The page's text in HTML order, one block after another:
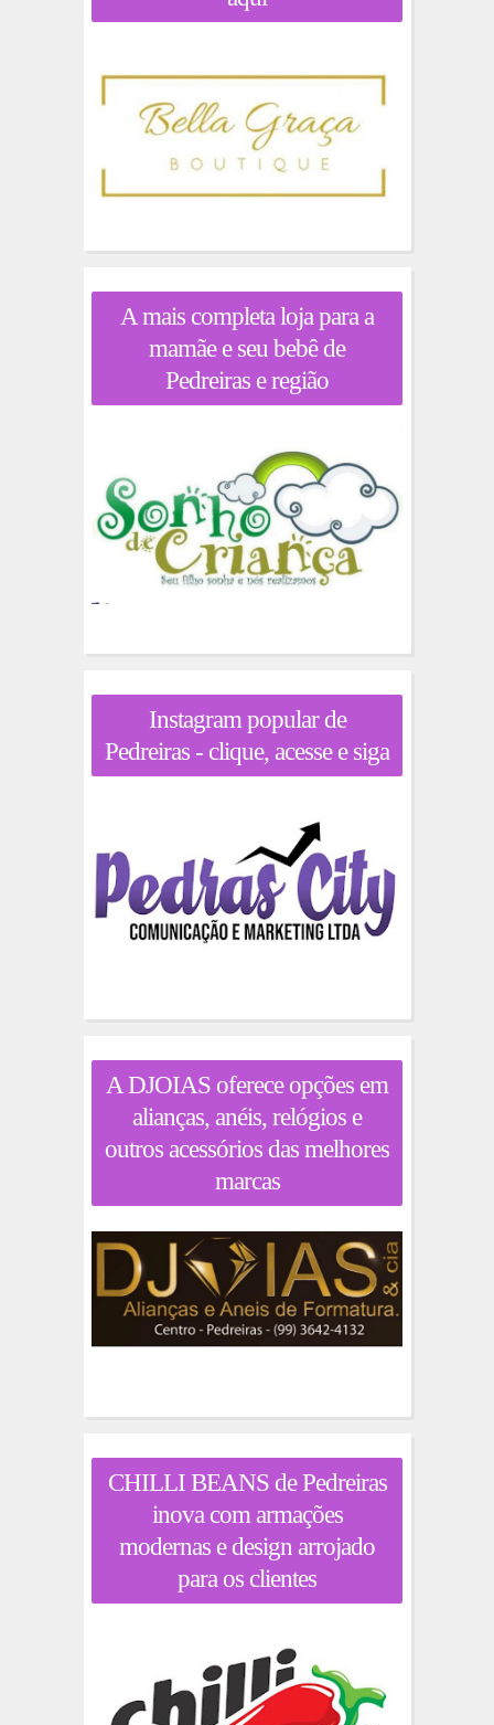
A mais completa loja para a
mamãe e seu bebê de
Pedreiras e região
Instagram popular de
Pedreiras - clique, acesse e siga
A DJOIAS oferece opções em
alianças, anéis, relógios e
outros acessórios das melhores
marcas
CHILLI BEANS de Pedreiras
inova com armações
modernas e design arrojado
para os clientes